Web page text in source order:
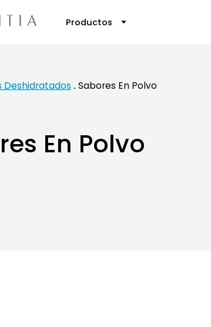
Productos
Deshidratados Sabores En Polvo
En Polvo